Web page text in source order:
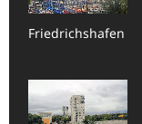
Friedrichshafen